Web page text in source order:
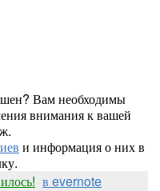
Вам необходимы
внимания к вашей
и информация о них в
в evernote